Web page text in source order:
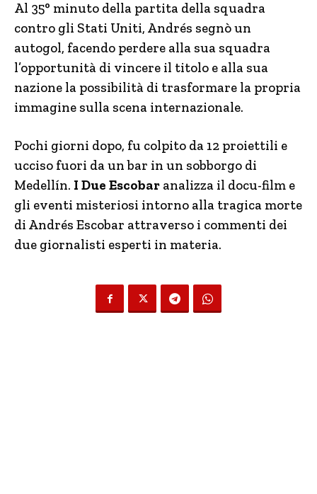
Al 35° minuto della partita della squadra
contro gli Stati Uniti, Andrés segnò un
autogol, facendo perdere alla sua squadra
l’opportunità di vincere il titolo e alla sua
nazione la possibilità di trasformare la propria
immagine sulla scena internazionale.
Pochi giorni dopo, fu colpito da 12 proiettili e
ucciso fuori da un bar in un sobborgo di
Medellín. I Due Escobar analizza il docu-film e
gli eventi misteriosi intorno alla tragica morte
di Andrés Escobar attraverso i commenti dei
due giornalisti esperti in materia.